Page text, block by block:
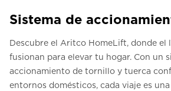
Sistema de
Descubre el Aritco HomeLift, donde el
fusionan para elevar tu hogar. Con un
accionamiento de tornillo y tuerca
entornos domésticos, cada viaje es